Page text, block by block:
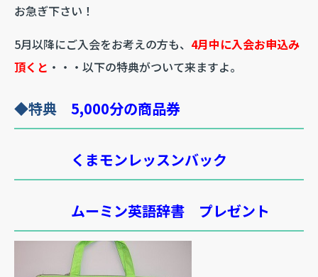
お急ぎ下さい！
5月以降にご入会をお考えの方も、 4月中に入会お申込み
頂くと ・・・以下の特典がついて来ますよ。
◆特典 5,000分の商品券
くまモンレッスンバック
ムーミン英語辞書 プレゼント